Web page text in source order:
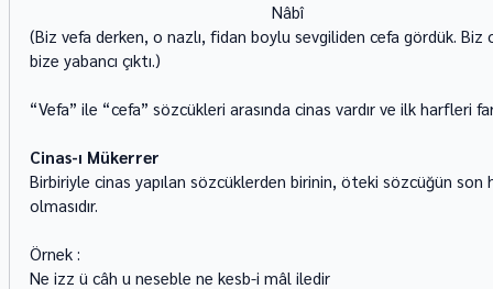
                                                       Nâbî
(Biz vefa derken, o nazlı, fidan boylu sevgiliden cefa gördük.
bize yabancı çıktı.)
“Vefa” ile “cefa” sözcükleri arasında cinas vardır ve ilk harfleri
Cinas-ı Mükerrer
Birbiriyle cinas yapılan sözcüklerden birinin, öteki sözcüğün son
olmasıdır.
Örnek :
Ne izz ü câh u neseble ne kesb-i mâl iledir